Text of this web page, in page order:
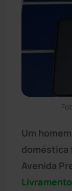
Um
doméstica
Avenida